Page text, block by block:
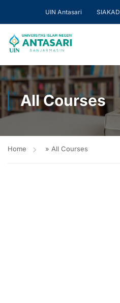
UIN Antasari SIAKAD
All Courses
Home » All Courses